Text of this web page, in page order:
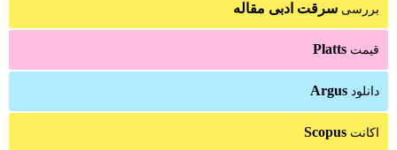
بررسی سرقت ادبی مقاله
قیمت Platts
دانلود Argus
اکانت Scopus